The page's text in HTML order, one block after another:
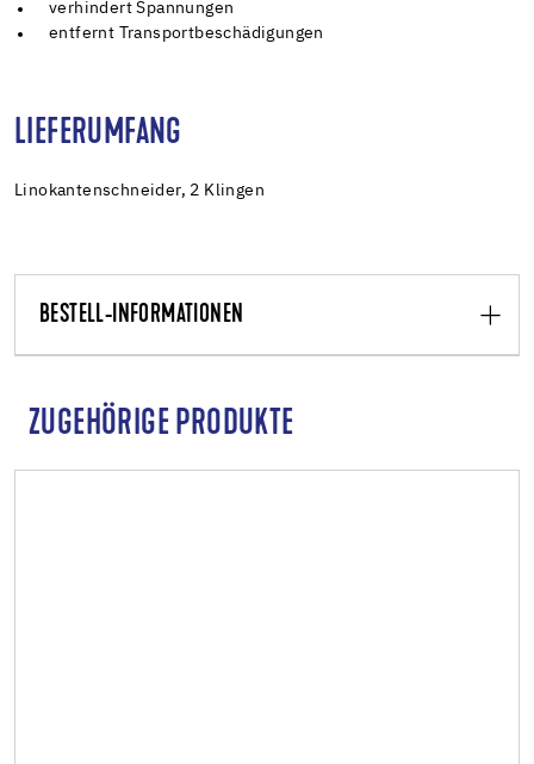
verhindert Spannungen
entfernt Transportbeschädigungen
LIEFERUMFANG
Linokantenschneider, 2 Klingen
BESTELL-INFORMATIONEN
ZUGEHÖRIGE PRODUKTE